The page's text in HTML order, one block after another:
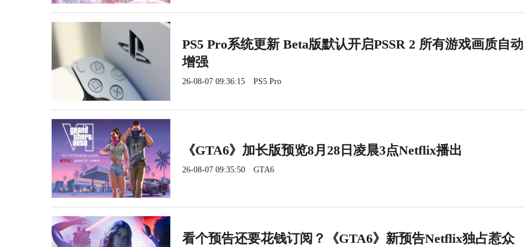
PS5 Pro系统更新 Beta版默认开启PSSR 2 所有游戏画质自动
增强
26-08-07 09:36:15 PS5 Pro
《GTA6》加长版预览8月28日凌晨3点Netflix播出
26-08-07 09:35:50 GTA6
看个预告还要花钱订阅？《GTA6》新预告Netflix独占惹众